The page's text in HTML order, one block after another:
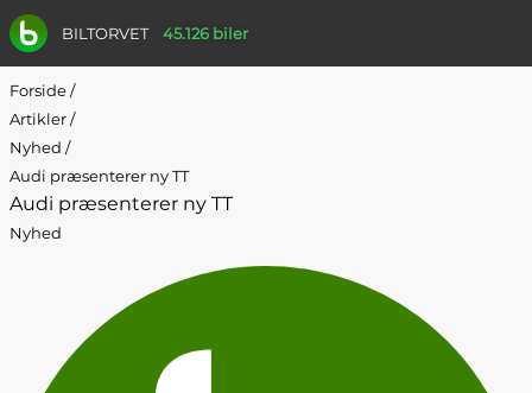
BILTORVET 45.126 biler
Forside/
Artikler/
Nyhed /
Audi præsenterer ny TT
Audi præsenterer ny TT
Nyhed